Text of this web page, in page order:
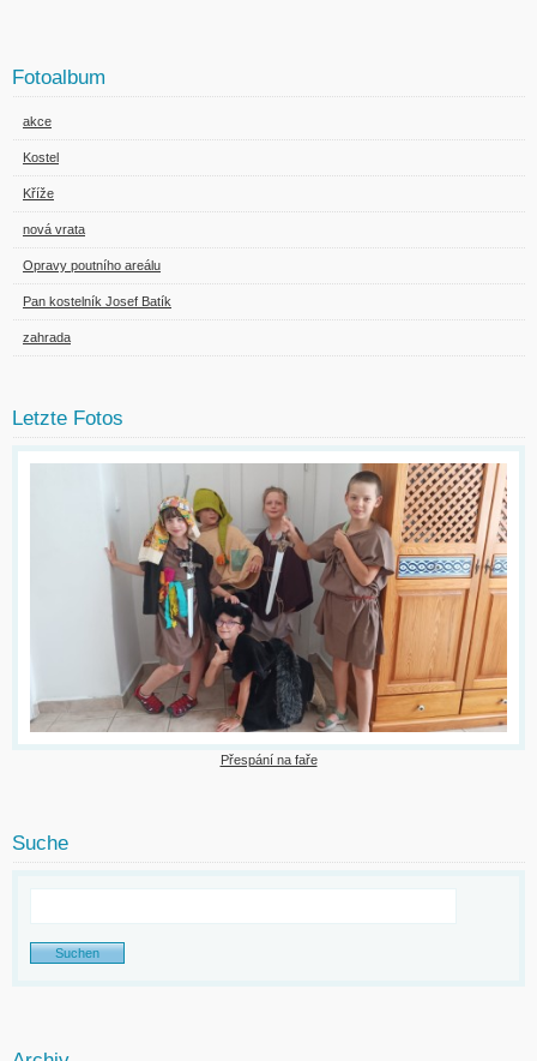
Fotoalbum
akce
Kostel
Kříže
nová vrata
Opravy poutního areálu
Pan kostelník Josef Batík
zahrada
Letzte Fotos
Přespání na faře
Suche